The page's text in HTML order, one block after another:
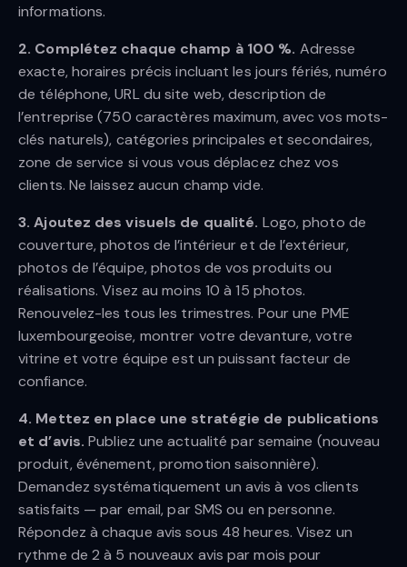
informations.
2. Complétez chaque champ à 100 %. Adresse
exacte, horaires précis incluant les jours fériés, numéro
de téléphone, URL du site web, description de
l’entreprise (750 caractères maximum, avec vos mots-
clés naturels), catégories principales et secondaires,
zone de service si vous vous déplacez chez vos
clients. Ne laissez aucun champ vide.
3. Ajoutez des visuels de qualité. Logo, photo de
couverture, photos de l’intérieur et de l’extérieur,
photos de l’équipe, photos de vos produits ou
réalisations. Visez au moins 10 à 15 photos.
Renouvelez-les tous les trimestres. Pour une PME
luxembourgeoise, montrer votre devanture, votre
vitrine et votre équipe est un puissant facteur de
confiance.
4. Mettez en place une stratégie de publications
et d’avis. Publiez une actualité par semaine (nouveau
produit, événement, promotion saisonnière).
Demandez systématiquement un avis à vos clients
satisfaits — par email, par SMS ou en personne.
Répondez à chaque avis sous 48 heures. Visez un
rythme de 2 à 5 nouveaux avis par mois pour